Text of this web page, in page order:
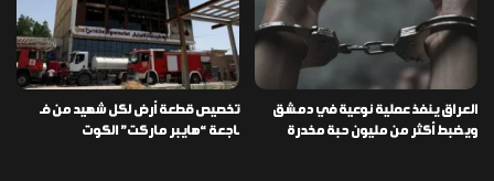
العراق ينفذ عملية نوعية في دمشق
ويضبط أكثر من مليون حبة مخدرة
تخصيص قطعة أرض لكل شهيد من فـ
ـاجعة “هايبر ماركت” الكوت